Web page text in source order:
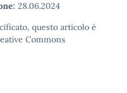
28.06.2024
questo articolo è
Commons